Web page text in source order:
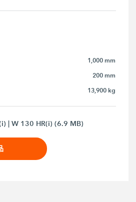
1,000 mm
200 mm
13,900 kg
| W 130 HR(i) (6.9 MB)